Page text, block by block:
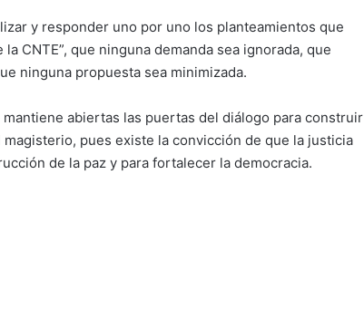
y responder uno por uno los planteamientos que
CNTE”, que ninguna demanda sea ignorada, que
ninguna propuesta sea minimizada.
abiertas las puertas del diálogo para construir
pues existe la convicción de que la justicia
de la paz y para fortalecer la democracia.